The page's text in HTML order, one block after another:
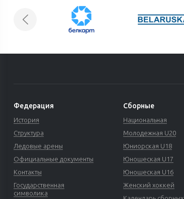
Федерация
История
Структура
Ледовые арены
Официальные документы
Контакты
Государственная
символика
Сборные
Национальная
Молодежная U20
Юниорская U18
Юношеская U17
Юношеская U16
Женский хоккей